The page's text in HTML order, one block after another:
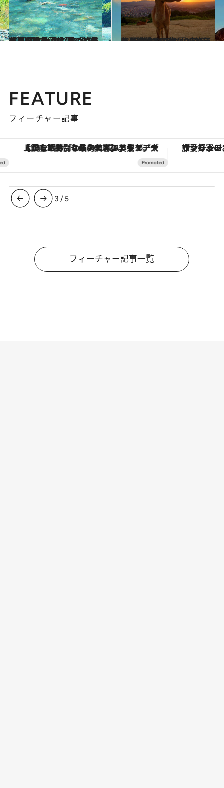
2022.7.12
【夏の絶景画像】2022年版 四国エリアの夏の絶景＆風物詩の画像(24点)をチェック！
旅＆お出かけ 2022.7.25
【夏の絶景画像】2022年版 近畿エリアの夏の絶景＆風物詩の画像(40点)をチェック！
旅＆お出かけ
FEATURE
フィーチャー記事
【銀座で出合う最旬美容】美髪ケアや上質な眠り…セルフケアのアップデートから、特別な名入れギフトまで。大人のための「ReFa GINZA」クルーズ ヴァシュロン・コンスタンタ
3 / 5
フィーチャー記事一覧